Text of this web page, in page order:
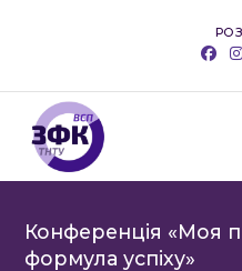
Конференція «Моя
формула успіху»